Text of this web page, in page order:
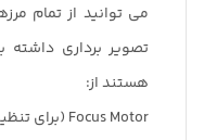
می توانید از تمام
تصویر برداری داشته
هستند از:
Focus Motor (برای تنظیم قدرت فوکوس دوربین)